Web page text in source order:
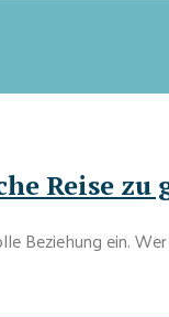
Reise zu
Beziehung ein.